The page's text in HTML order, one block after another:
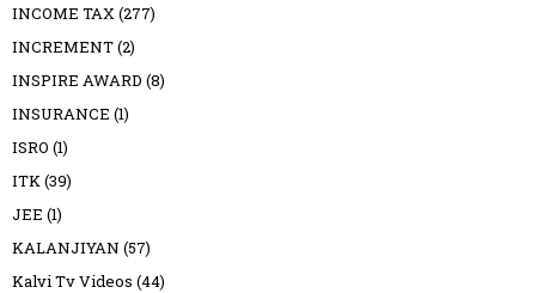
INCOME TAX(277)
INCREMENT(2)
INSPIRE AWARD (8)
INSURANCE (1)
ISRO (1)
ITK(39)
JEE (1)
KALANJIYAN (57)
Kalvi Tv Videos (44)